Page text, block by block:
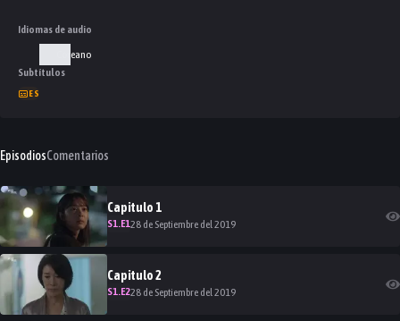
Idiomas de audio
Coreano
Subtítulos
ES
EpisodiosComentarios
Capitulo 1
S1.E128 de Septiembre del 2019
Capitulo2
S1.E228 de Septiembre del 2019